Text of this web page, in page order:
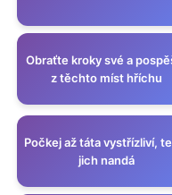
Obraťte kroky své a
z těchto míst hříchu
Počkej až táta vystřízliví,
jich nandá